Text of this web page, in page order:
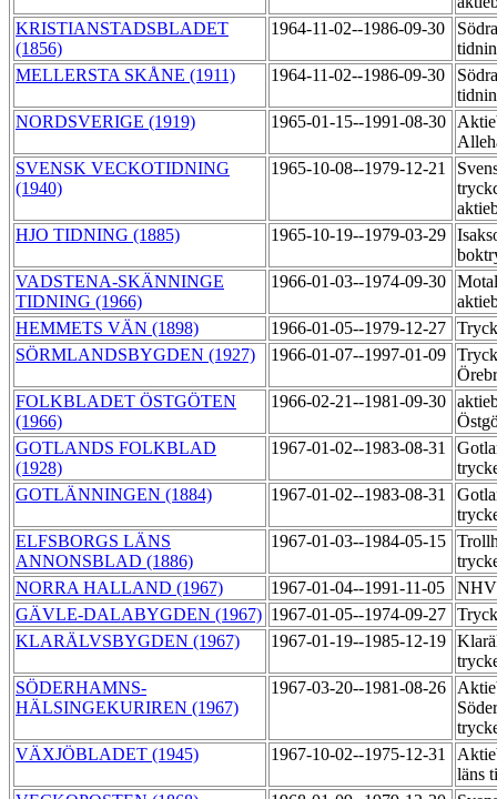
KRISTIANSTADSBLADET
(1856)
1964-11-02--1986-09-30
MELLERSTA SKÅNE (1911)
1964-11-02--1986-09-30
NORDSVERIGE (1919)
1965-01-15--1991-08-30
SVENSK VECKOTIDNING
(1940)
1965-10-08--1979-12-21
HJO TIDNING (1885)
1965-10-19--1979-03-29
VADSTENA-SKÄNNINGE
TIDNING (1966)
1966-01-03--1974-09-30
HEMMETS VÄN (1898)
1966-01-05--1979-12-27
SÖRMLANDSBYGDEN (1927)
1966-01-07--1997-01-09
FOLKBLADET ÖSTGÖTEN
(1966)
1966-02-21--1981-09-30
GOTLANDS FOLKBLAD
(1928)
1967-01-02--1983-08-31
GOTLÄNNINGEN (1884)
1967-01-02--1983-08-31
ELFSBORGS LÄNS
ANNONSBLAD (1886)
1967-01-03--1984-05-15
NORRA HALLAND (1967)
1967-01-04--1991-11-05
GÄVLE-DALABYGDEN (1967) 1967-01-05--1974-09-27
KLARÄLVSBYGDEN (1967)
1967-01-19--1985-12-19
SÖDERHAMNS-
HÄLSINGEKURIREN (1967)
1967-03-20--1981-08-26
VÄXJÖBLADET (1945)
1967-10-02--1975-12-31
läns